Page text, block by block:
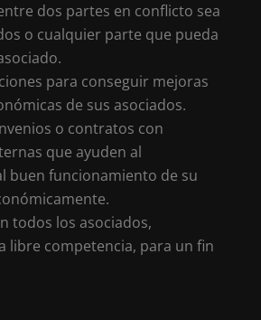
dos partes en conflicto sea
o cualquier parte que pueda
para conseguir mejoras
de sus asociados.
o contratos con
que ayuden al
buen funcionamiento de su
todos los asociados,
libre competencia, para un fin